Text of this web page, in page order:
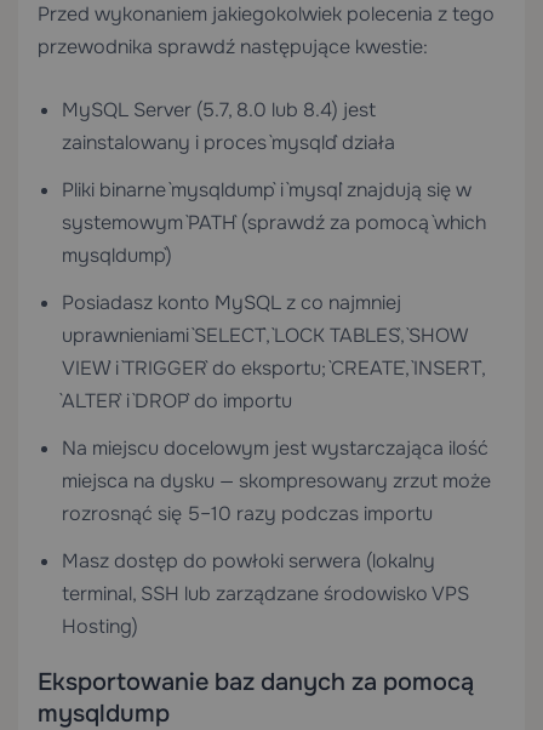
Przed wykonaniem jakiegokolwiek polecenia z tego
przewodnika sprawdź następujące kwestie:
MySQL Server (5.7, 8.0 lub 8.4) jest
zainstalowany i proces `mysqld` działa
Pliki binarne `mysqldump` i `mysql` znajdują się w
systemowym `PATH` (sprawdź za pomocą `which
mysqldump`)
Posiadasz konto MySQL z co najmniej
uprawnieniami `SELECT`, `LOCK TABLES`, `SHOW
VIEW` i `TRIGGER` do eksportu; `CREATE`, `INSERT`,
`ALTER` i `DROP` do importu
Na miejscu docelowym jest wystarczająca ilość
miejsca na dysku — skompresowany zrzut może
rozrosnąć się 5–10 razy podczas importu
Masz dostęp do powłoki serwera (lokalny
terminal, SSH lub zarządzane środowiskoVPS
Hosting)
Eksportowanie baz danych za pomocą
mysqldump